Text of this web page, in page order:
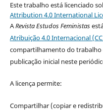
Este trabalho está licenciado
Attribution 4.0 International
ARevista Estudos Feministas
Atribuição 4.0 Internacional (CC
compartilhamento do
publicação inicial neste
A licença permite:
Compartilhar (copiar e